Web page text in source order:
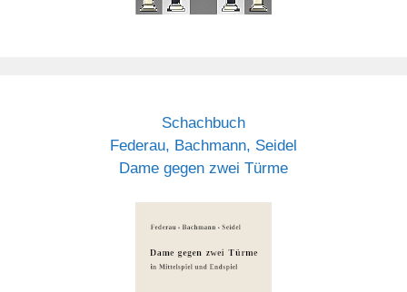
Schachbuch
Federau, Bachmann, Seidel
Dame gegen zwei Türme